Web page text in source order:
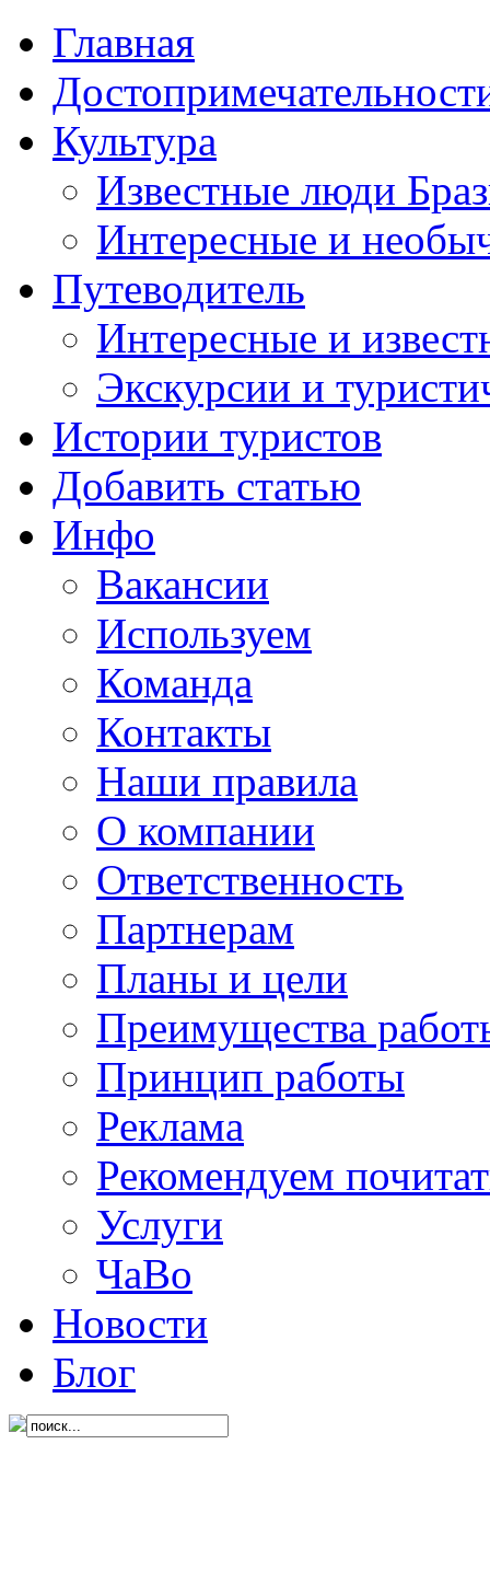
Главная
Культура
Известные люди
Интересные и
Путеводитель
Интересные и
Экскурсии и
Истории туристов
Добавить статью
Инфо
Вакансии
Используем
Команда
Контакты
Наши правила
О компании
Ответственность
Партнерам
Планы и цели
Преимущества
Принцип работы
Реклама
Рекомендуем
Услуги
ЧаВо
Новости
Блог